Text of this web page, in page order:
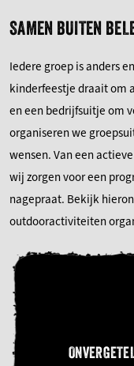
SAMEN BUITEN
Iedere groep is anders
kinderfeestje draait om
en een bedrijfsuitje om
organiseren we
wensen. Van een
wij zorgen voor een
nagepraat. Bekijk
outdooractiviteiten